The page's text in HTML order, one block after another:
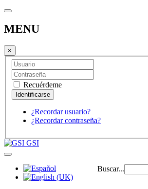
MENU
×
Recuérdeme
¿Recordar usuario?
¿Recordar contraseña?
GSI
Buscar...